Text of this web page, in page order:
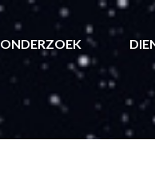
ONDERZOEK